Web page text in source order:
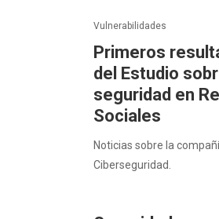
Vulnerabilidades
Primeros
del Estudio
seguridad en
Sociales
Noticias sobre la
Ciberseguridad.